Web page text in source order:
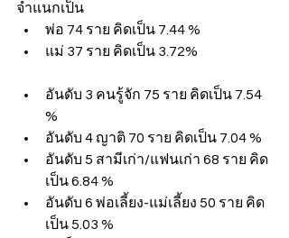
จำแนกเป็น
พ่อ 74 ราย คิดเป็น 7.44 %
แม่ 37 ราย คิดเป็น 3.72%
อันดับ 3 คนรู้จัก 75 ราย คิดเป็น 7.54
%
อันดับ 4 ญาติ 70 ราย คิดเป็น 7.04 %
อันดับ 5 สามีเก่า/แฟนเก่า 68 ราย คิด
เป็น 6.84 %
อันดับ 6 พ่อเลี้ยง-แม่เลี้ยง 50 ราย คิด
เป็น 5.03 %